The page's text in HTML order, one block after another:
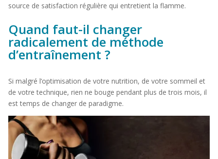
source de satisfaction régulière qui entretient la flamme.
Quand faut-il changer
radicalement de méthode
d’entraînement ?
Si malgré l’optimisation de votre nutrition, de votre sommeil et
de votre technique, rien ne bouge pendant plus de trois mois, il
est temps de changer de paradigme.